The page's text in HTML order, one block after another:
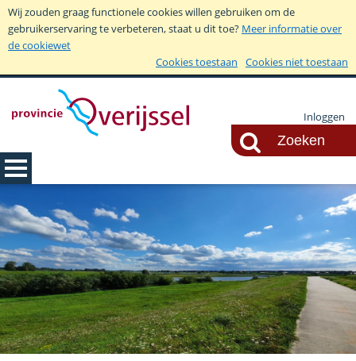
Wij zouden graag functionele cookies willen gebruiken om de
gebruikerservaring te verbeteren, staat u dit toe? Meer informatie over
de cookiewet
Cookies toestaan
Cookies niet toestaan
Inloggen